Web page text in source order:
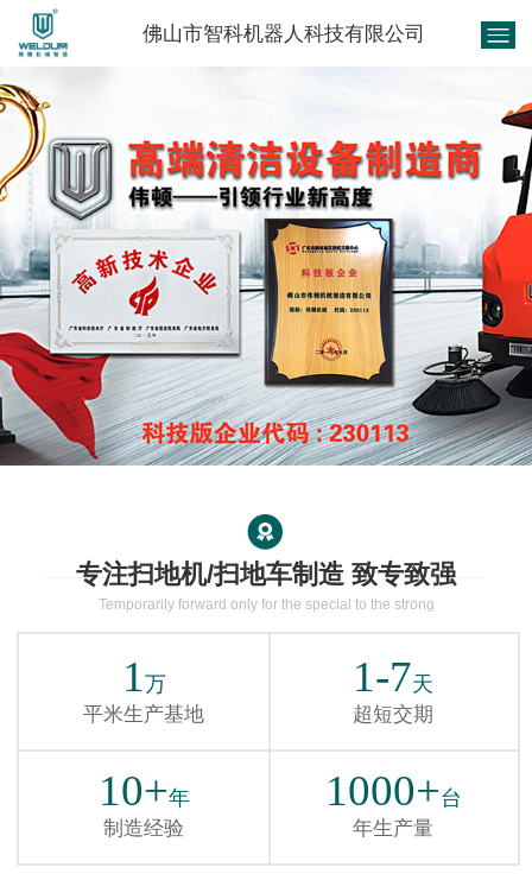
佛山市智科机器人科技有限公司
专注扫地机/扫地车制造 致专致强
Temporarily forward only for the special to the strong
1 万
平米生产基地
1-7天
超短交期
10+年
制造经验
1000+台
年生产量